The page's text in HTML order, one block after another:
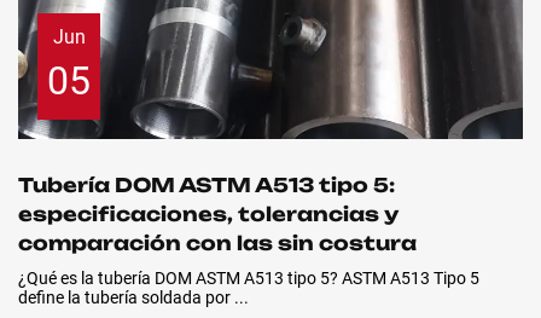
Jun
05
Tubería DOM ASTM A513 tipo 5:
especificaciones, tolerancias y
comparación con las sin costura
¿Qué es la tubería DOM ASTM A513 tipo 5? ASTM A513 Tipo 5
define la tubería soldada por ...